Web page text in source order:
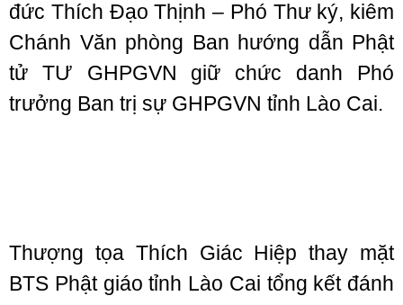
đức Thích Đạo Thịnh – Phó Thư ký, kiêm
Chánh Văn phòng Ban hướng dẫn Phật
tử TƯ GHPGVN giữ chức danh Phó
trưởng Ban trị sự GHPGVN tỉnh Lào Cai.
Thượng tọa Thích Giác Hiệp thay mặt
BTS Phật giáo tỉnh Lào Cai tổng kết đánh